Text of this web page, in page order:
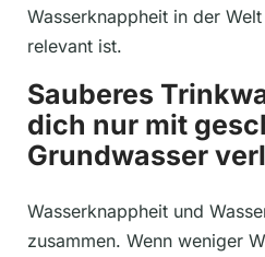
Wasserknappheit in der
relevant ist.
Sauberes
dich nur mit
Grundwasser
Wasserknappheit und
zusammen. Wenn weniger